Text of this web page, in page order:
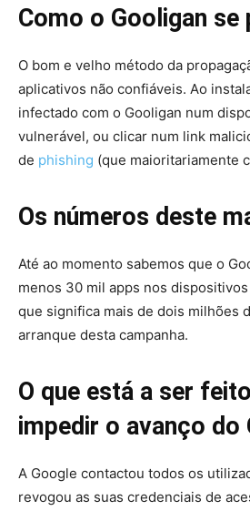
Como o Gooligan se
O bom e velho método da
aplicativos não confiáveis. Ao
infectado com o Gooligan num
vulnerável, ou clicar num link
de phishing (que maioritariamente
Os números deste
Até ao momento sabemos que o
menos 30 mil apps nos
que significa mais de dois milhões
arranque desta campanha.
O que está a ser
impedir o avanço do
A Google contactou todos os
revogou as suas credenciais de